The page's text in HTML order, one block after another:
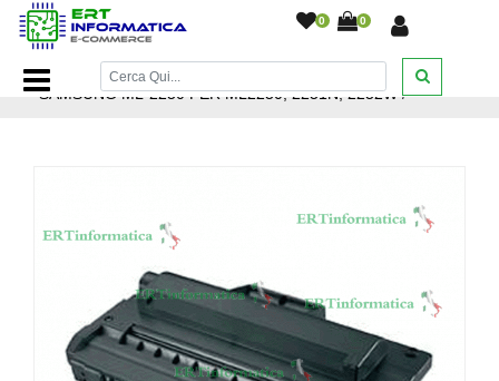
0 0
Home Page/Toner/Samsung/TONER COMPATIBILE
SAMSUNG ML-2250 PER ML2250, 2251N, 2252W /